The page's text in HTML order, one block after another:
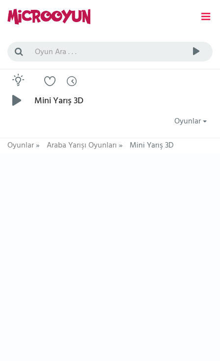
Mini Yarış 3D
Oyunlar
Oyunlar» Araba Yarışı Oyunları» Mini Yarış 3D